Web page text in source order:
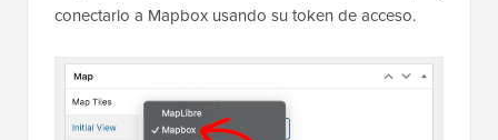
conectarlo a Mapbox usando su token de acceso.